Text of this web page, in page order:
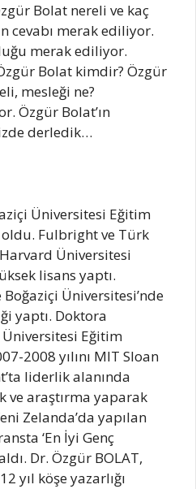
Bolat nereli ve kaç
cevabı merak ediliyor.
merak ediliyor.
Bolat kimdir? Özgür
mesleği ne?
Özgür Bolat’ın
derledik…
Üniversitesi Eğitim
oldu. Fulbright ve Türk
Üniversitesi
lisans yaptı.
Üniversitesi’nde
yaptı. Doktora
Eğitim
2008 yılını MIT Sloan
liderlik alanında
ve araştırma yaparak
Zelanda’da yapılan
‘En İyi Genç
Dr. Özgür BOLAT,
yıl köşe yazarlığı